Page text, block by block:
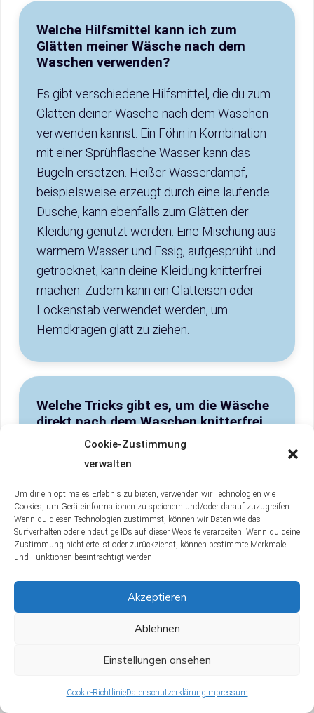
Cookie-Zustimmung
verwalten
Um dir ein optimales Erlebnis zu bieten, verwenden wir Technologien wie
Cookies, um Geräteinformationen zu speichern und/oder darauf zuzugreifen.
Wenn du diesen Technologien zustimmst, können wir Daten wie das
Surfverhalten oder eindeutige IDs auf dieser Website verarbeiten. Wenn du deine
Zustimmung nicht erteilst oder zurückziehst, können bestimmte Merkmale
und Funktionen beeinträchtigt werden.
Akzeptieren
Ablehnen
Einstellungen ansehen
Cookie-RichtlinieDatenschutzerklärung Impressum
Welche Hilfsmittel kann ich zum
Glätten meiner Wäsche nach dem
Waschen verwenden?
Es gibt verschiedene Hilfsmittel, die du zum
Glätten deiner Wäsche nach dem Waschen
verwenden kannst. Ein Föhn in Kombination
mit einer Sprühflasche Wasser kann das
Bügeln ersetzen. Heißer Wasserdampf,
beispielsweise erzeugt durch eine laufende
Dusche, kann ebenfalls zum Glätten der
Kleidung genutzt werden. Eine Mischung aus
warmem Wasser und Essig, aufgesprüht und
getrocknet, kann deine Kleidung knitterfrei
machen. Zudem kann ein Glätteisen oder
Lockenstab verwendet werden, um
Hemdkragen glatt zu ziehen.
Welche Tricks gibt es, um die Wäsche
direkt nach dem Waschen knitterfrei
zu bekommen?
Direkt nach dem Waschen solltest du die
Wäsche kräftig ausschütteln und fein
säuberlich aufhängen, das vermeidet Falten.
Reduziere den Schleudergang deiner
Waschmaschine auf 800 Umdrehungen, so
hast, hänge die Wäsche im Freien auf, das
sanfte Flattern im Wind macht sie fast
kannst du eine Mischung aus warmem
Wasser und Essig aufsprühen und trocknen